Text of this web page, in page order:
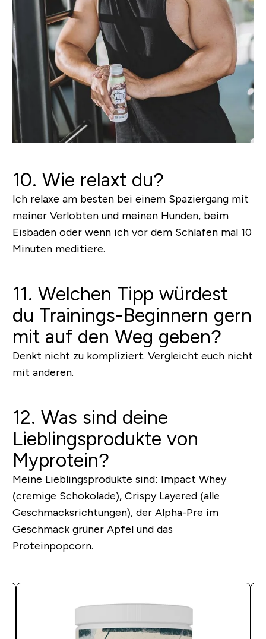
10. Wie relaxt du?
Ich relaxe am besten bei einem Spaziergang mit
meiner Verlobten und meinen Hunden, beim
Eisbaden oder wenn ich vor dem Schlafen mal 10
Minuten meditiere.
11. Welchen Tipp würdest
du Trainings-Beginnern gern
mit auf den Weg geben?
Denkt nicht zu kompliziert. Vergleicht euch nicht
mit anderen.
12. Was sind deine
Lieblingsprodukte von
Myprotein?
Meine Lieblingsprodukte sind: Impact Whey
(cremige Schokolade), Crispy Layered (alle
Geschmacksrichtungen), der Alpha-Pre im
Geschmack grüner Apfel und das
Proteinpopcorn.